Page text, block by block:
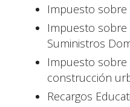
Impuesto sobre
Impuesto
Suministros
Impuesto
construcción
Recargos